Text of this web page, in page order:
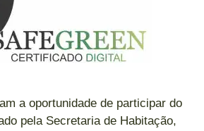
a oportunidade de participar do
pela Secretaria de Habitação,